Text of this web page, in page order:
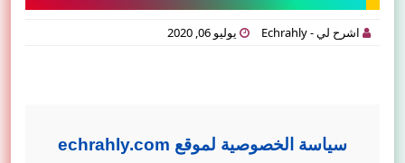
اشرح لي - Echrahly يوليو 06, 2020
سياسة الخصوصية لموقع echrahly.com